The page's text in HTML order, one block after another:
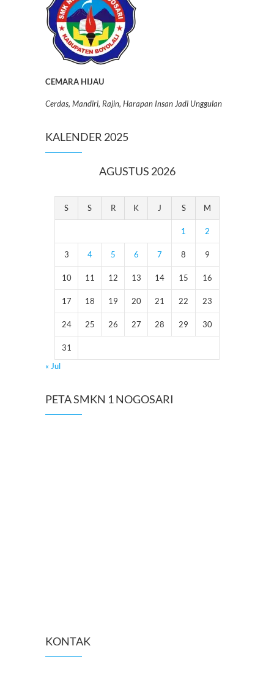
CEMARA HIJAU
Cerdas, Mandiri, Rajin, Harapan Insan Jadi Unggulan
KALENDER 2025
AGUSTUS 2026
S S R K J S M
1 2
3 4 5 6 7 8 9
10 11 12 13 14 15 16
17 18 19 20 21 22 23
24 25 26 27 28 29 30
31
« Jul
PETA SMKN 1 NOGOSARI
KONTAK